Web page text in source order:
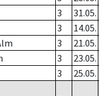
3 31.05.
3 14.05.
3 21.05.
3 23.05.
3 25.05.